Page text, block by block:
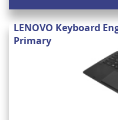
LENOVO Keyboard
Primary